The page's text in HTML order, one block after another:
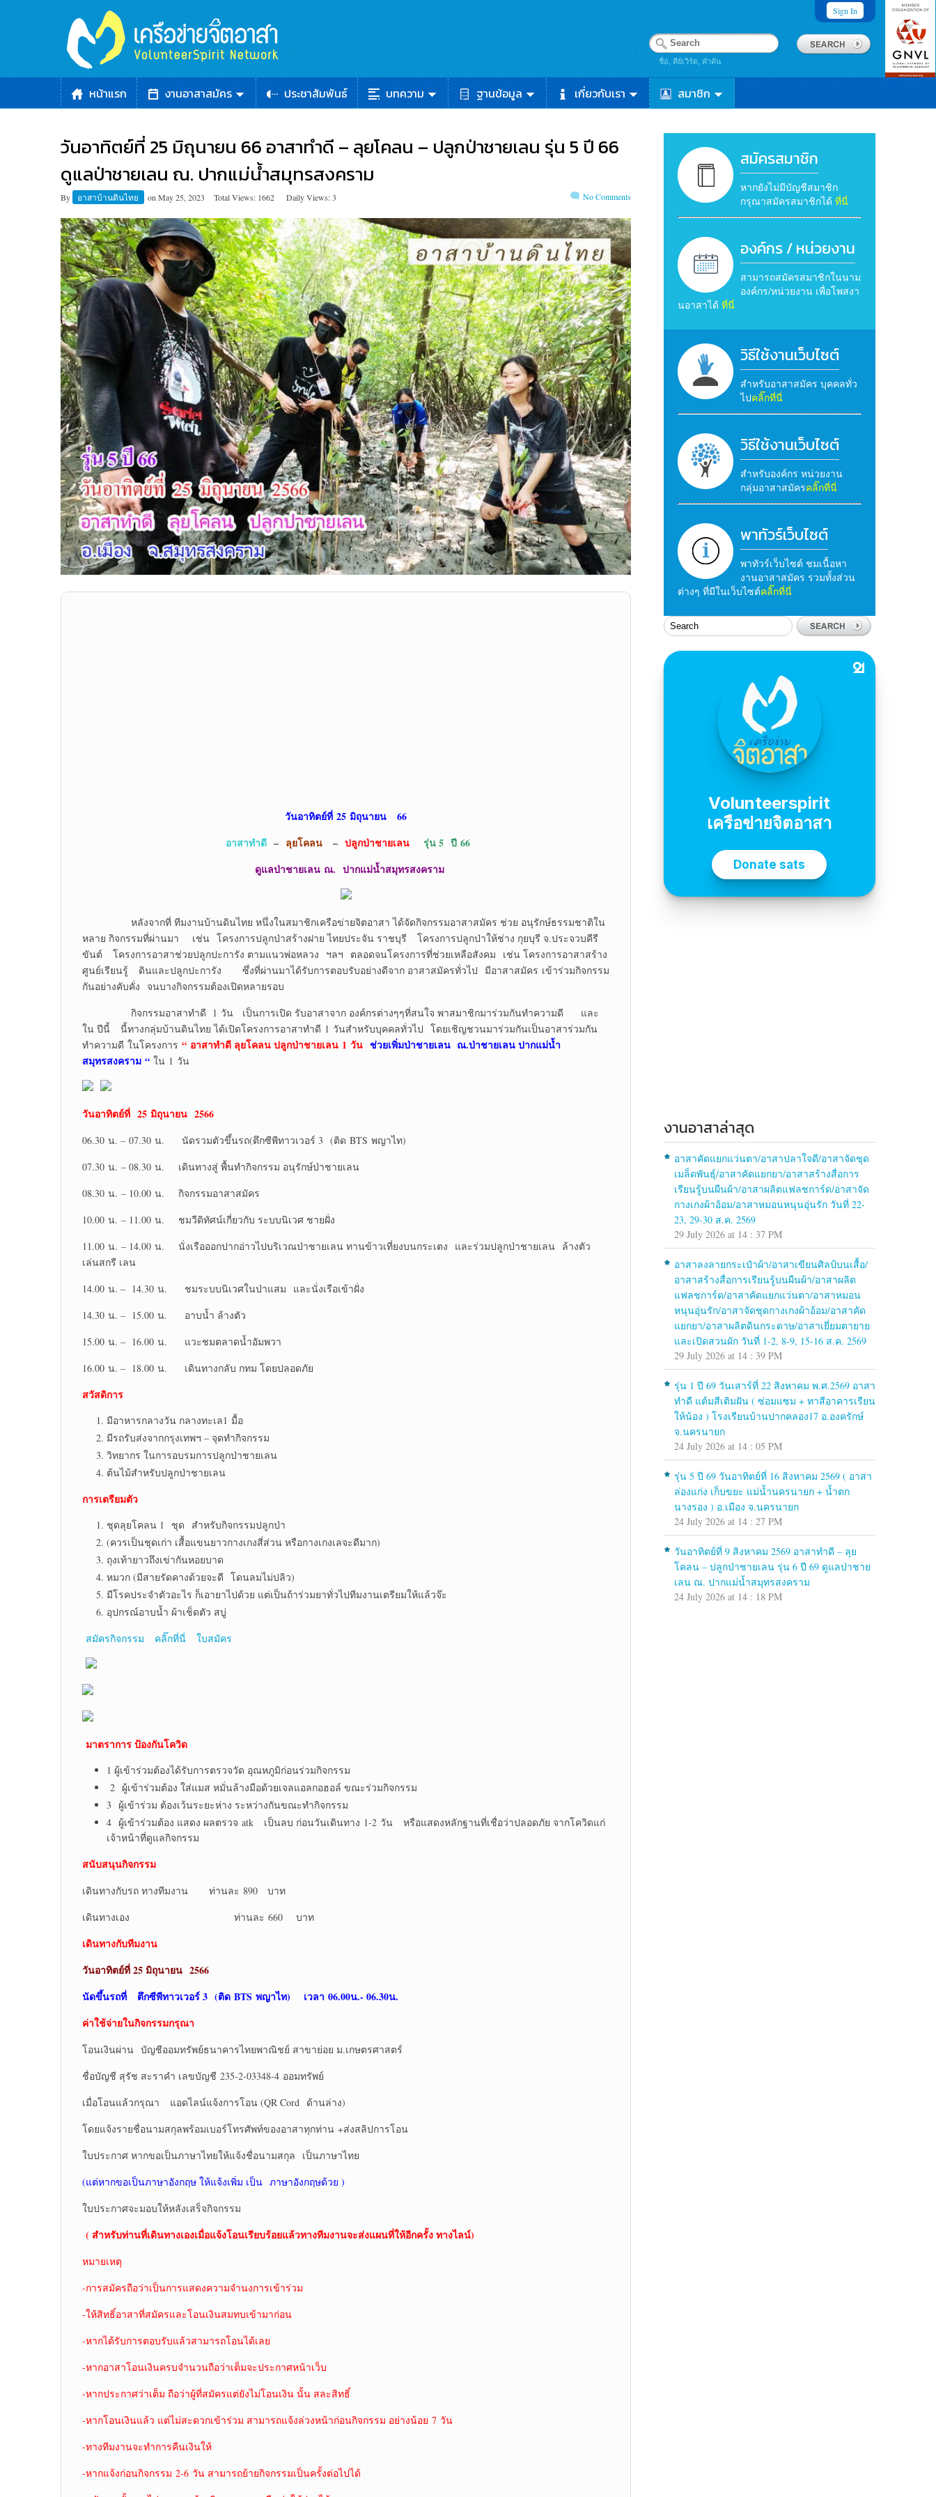
Sign In
ชื่อ, คีย์เวิร์ด, คำค้น
หน้าแรก งานอาสาสมัคร ประชาสัมพันธ์ บทความ ฐานข้อมูล เกี่ยวกับเรา สมาชิก
วันอาทิตย์ที่ 25 มิถุนายน 66 อาสาทำดี – ลุยโคลน – ปลูกป่าชายเลน รุ่น 5 ปี 66
ดูแลป่าชายเลน ณ. ปากแม่น้ำสมุทรสงคราม
By อาสาบ้านดินไทย on May 25, 2023 Total Views: 1662 Daily Views: 3 No Comments
วันอาทิตย์ที่ 25 มิถุนายน 66
อาสาทำดี – ลุยโคลน – ปลูกป่าชายเลน
รุ่น 5 ปี 66
ดูแลป่าชายเลน ณ. ปากแม่น้ำสมุทรสงคราม
หลังจากที่ ทีมงานบ้านดินไทย หนึ่งในสมาชิกเครือข่ายจิตอาสา ได้จัดกิจกรรมอาสาสมัคร ช่วย อนุรักษ์ธรรมชาติใน
หลาย กิจกรรมที่ผ่านมา เช่น โครงการปลูกป่าสร้างฝาย ไทยประจัน ราชบุรี โครงการปลูกป่าให้ช่าง กุยบุรี จ.ประจวบคีรี
ขันต์ โครงการอาสาช่วยปลูกปะการัง ตามแนวพ่อหลวง ฯลฯ ตลอดจนโครงการที่ช่วยเหลือสังคม เช่น โครงการอาสาสร้าง
ศูนย์เรียนรู้ ดินและปลูกปะการัง ซึ่งที่ผ่านมาได้รับการตอบรับอย่างดีจาก อาสาสมัครทั่วไป มีอาสาสมัคร เข้าร่วมกิจกรรม
กันอย่างคับคั่ง จนบางกิจกรรมต้องเปิดหลายรอบ
กิจกรรมอาสาทำดี 1 วัน เป็นการเปิด รับอาสาจาก องค์กรต่างๆๆที่สนใจ พาสมาชิกมาร่วมกันทำความดี และ
ใน ปีนี้ นี้ทางกลุ่มบ้านดินไทย ได้เปิดโครงการอาสาทำดี 1 วันสำหรับบุคคลทั่วไป โดยเชิญชวนมาร่วมกันเป็นอาสาร่วมกัน
ทำความดี ในโครงการ “ อาสาทำดี ลุยโคลน ปลูกป่าชายเลน 1 วัน ช่วยเพิ่มป่าชายเลน ณ.ป่าชายเลน ปากแม่น้ำ
สมุทรสงคราม “ ใน 1 วัน
วันอาทิตย์ที่ 25 มิถุนายน 2566
06.30 น. – 07.30 น. นัดรวมตัวขึ้นรถ(ตึกซีพีทาวเวอร์ 3 (ติด BTS พญาไท)
07.30 น. – 08.30 น. เดินทางสู่ พื้นทำกิจกรรม อนุรักษ์ป่าชายเลน
08.30 น. – 10.00 น. กิจกรรมอาสาสมัคร
10.00 น. – 11.00 น. ชมวีดิทัศน์เกี่ยวกับ ระบบนิเวศ ชายฝั่ง
11.00 น. – 14.00 น. นั่งเรือออกปากอ่าวไปบริเวณป่าชายเลน ทานข้าวเที่ยงบนกระเตง และร่วมปลูกป่าชายเลน ล้างตัว
เล่นสกรี เลน
14.00 น. – 14.30 น. ชมระบบนิเวศในป่าแสม และนั่งเรือเข้าฝั่ง
14.30 น. – 15.00 น. อาบน้ำ ล้างตัว
15.00 น. – 16.00 น. แวะชมตลาดน้ำอัมพวา
16.00 น. – 18.00 น. เดินทางกลับ กทม โดยปลอดภัย
สวัสดิการ
มีอาหารกลางวัน กลางทะเล1 มื้อ
มีรถรับส่งจากกรุงเทพฯ – จุดทำกิจกรรม
วิทยากร ในการอบรมการปลูกป่าชายเลน
ต้นไม้สำหรับปลูกป่าชายเลน
การเตรียมตัว
ชุดลุยโคลน 1 ชุด สำหรับกิจกรรมปลูกป่า
(ควรเป็นชุดเก่า เสื้อแขนยาวกางเกงสี่ส่วน หรือกางเกงเลจะดีมาก)
ถุงเท้ายาวถึงเข่ากันหอยบาด
หมวก (มีสายรัดคางด้วยจะดี โดนลมไม่ปลิว)
มีโรคประจำตัวอะไร ก็เอายาไปด้วย แต่เป็นถ้าร่วมยาทั่วไปทีมงานเตรียมให้แล้วจ๊ะ
อุปกรณ์อาบน้ำ ผ้าเช็ดตัว สบู่
สมัครกิจกรรม คลิ๊กที่นี่ ใบสมัคร
มาตราการ ป้องกันโควิด
1 ผู้เข้าร่วมต้องได้รับการตรวจวัด อุณหภูมิก่อนร่วมกิจกรรม
2 ผู้เข้าร่วมต้อง ใส่แมส หมั่นล้างมือด้วยเจลแอลกอฮอล์ ขณะร่วมกิจกรรม
3 ผู้เข้าร่วม ต้องเว้นระยะห่าง ระหว่างกันขณะทำกิจกรรม
4 ผู้เข้าร่วมต้อง แสดง ผลตรวจ atk เป็นลบ ก่อนวันเดินทาง 1-2 วัน หรือแสดงหลักฐานที่เชื่อว่าปลอดภัย จากโควิดแก่
เจ้าหน้าที่ดูแลกิจกรรม
สนับสนุนกิจกรรม
เดินทางกับรถ ทางทีมงาน ท่านละ 890 บาท
เดินทางเอง ท่านละ 660 บาท
เดินทางกับทีมงาน
วันอาทิตย์ที่ 25 มิถุนายน 2566
นัดขึ้นรถที่ ตึกซีพีทาวเวอร์ 3 (ติด BTS พญาไท) เวลา 06.00น.- 06.30น.
ค่าใช้จ่ายในกิจกรรมกรุณา
โอนเงินผ่าน บัญชีออมทรัพย์ธนาคารไทยพาณิชย์ สาขาย่อย ม.เกษตรศาสตร์
ชื่อบัญชี สุรัช สะราคำ เลขบัญชี 235-2-03348-4 ออมทรัพย์
เมื่อโอนแล้วกรุณา แอดไลน์แจ้งการโอน (QR Cord ด้านล่าง)
โดยแจ้งรายชื่อนามสกุลพร้อมเบอร์โทรศัพท์ของอาสาทุกท่าน +ส่งสลิปการโอน
ใบประกาศ หากขอเป็นภาษาไทยให้แจ้งชื่อนามสกุล เป็นภาษาไทย
(แต่หากขอเป็นภาษาอังกฤษ ให้แจ้งเพิ่ม เป็น ภาษาอังกฤษด้วย )
ใบประกาศจะมอบให้หลังเสร็จกิจกรรม
( สำหรับท่านที่เดินทางเองเมื่อแจ้งโอนเรียบร้อยแล้วทางทีมงานจะส่งแผนที่ให้อีกครั้ง ทางไลน์)
หมายเหตุ
-การสมัครถือว่าเป็นการแสดงความจำนงการเข้าร่วม
-ให้สิทธิ์อาสาที่สมัครและโอนเงินสมทบเข้ามาก่อน
-หากได้รับการตอบรับแล้วสามารถโอนได้เลย
-หากอาสาโอนเงินครบจำนวนถือว่าเต็มจะประกาศหน้าเว็บ
-หากประกาศว่าเต็ม ถือว่าผู้ที่สมัครแต่ยังไม่โอนเงิน นั้น สละสิทธิ์
-หากโอนเงินแล้ว แต่ไม่สะดวกเข้าร่วม สามารถแจ้งล่วงหน้าก่อนกิจกรรม อย่างน้อย 7 วัน
-ทางทีมงานจะทำการคืนเงินให้
-หากแจ้งก่อนกิจกรรม 2-6 วัน สามารถย้ายกิจกรรมเป็นครั้งต่อไปได้
สมัครสมาชิก
หากยังไม่มีบัญชีสมาชิก
กรุณาสมัครสมาชิกได้ ที่นี่
องค์กร / หน่วยงาน
สามารถสมัครสมาชิกในนาม
องค์กร/หน่วยงาน เพื่อโพสงา
นอาสาได้ ที่นี่
วิธีใช้งานเว็บไซต์
สำหรับอาสาสมัคร บุคคลทั่ว
ไปคลิ๊กที่นี่
วิธีใช้งานเว็บไซต์
สำหรับองค์กร หน่วยงาน
กลุ่มอาสาสมัครคลิ๊กที่นี่
พาทัวร์เว็บไซต์
พาทัวร์เว็บไซต์ ชมเนื้อหา
งานอาสาสมัคร รวมทั้งส่วน
ต่างๆ ที่มีในเว็บไซต์คลิ๊กที่นี่
งานอาสาล่าสุด
อาสาคัดแยกแว่นตา/อาสาปลาใจดี/อาสาจัดชุด
เมล็ดพันธุ์/อาสาคัดแยกยา/อาสาสร้างสื่อการ
เรียนรู้บนผืนผ้า/อาสาผลิตแฟลชการ์ด/อาสาจัด
กางเกงผ้าอ้อม/อาสาหมอนหนุนอุ่นรัก วันที่ 22-
23, 29-30 ส.ค. 2569
29 July 2026 at 14 : 37 PM
อาสาลงลายกระเป๋าผ้า/อาสาเขียนศิลป์บนเสื้อ/
อาสาสร้างสื่อการเรียนรู้บนผืนผ้า/อาสาผลิต
แฟลชการ์ด/อาสาคัดแยกแว่นตา/อาสาหมอน
หนุนอุ่นรัก/อาสาจัดชุดกางเกงผ้าอ้อม/อาสาคัด
แยกยา/อาสาผลิตดินกระดาษ/อาสาเยี่ยมตายาย
และเปิดสวนผัก วันที่ 1-2, 8-9, 15-16 ส.ค. 2569
29 July 2026 at 14 : 39 PM
รุ่น 1 ปี 69 วันเสาร์ที่ 22 สิงหาคม พ.ศ.2569 อาสา
ทำดี แต้มสีเติมฝัน ( ซ่อมแซม + ทาสีอาคารเรียน
ให้น้อง ) โรงเรียนบ้านปากคลอง17 อ.องครักษ์
จ.นครนายก
24 July 2026 at 14 : 05 PM
รุ่น 5 ปี 69 วันอาทิตย์ที่ 16 สิงหาคม 2569 ( อาสา
ล่องแก่ง เก็บขยะ แม่น้ำนครนายก + น้ำตก
นางรอง ) อ.เมือง จ.นครนายก
24 July 2026 at 14 : 27 PM
วันอาทิตย์ที่ 9 สิงหาคม 2569 อาสาทำดี – ลุย
โคลน – ปลูกป่าชายเลน รุ่น 6 ปี 69 ดูแลป่าชาย
เลน ณ. ปากแม่น้ำสมุทรสงคราม
24 July 2026 at 14 : 18 PM